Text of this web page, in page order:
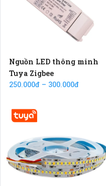
Nguồn LED thông minh
Tuya Zigbee
250.000đ – 300.000đ